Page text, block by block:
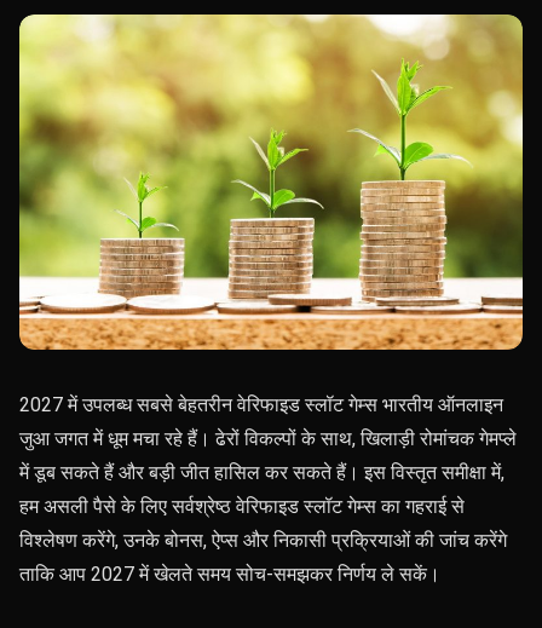
2027 में उपलब्ध सबसे बेहतरीन वेरिफाइड स्लॉट गेम्स भारतीय ऑनलाइन
जुआ जगत में धूम मचा रहे हैं। ढेरों विकल्पों के साथ, खिलाड़ी रोमांचक गेमप्ले
में डूब सकते हैं और बड़ी जीत हासिल कर सकते हैं। इस विस्तृत समीक्षा में,
हम असली पैसे के लिए सर्वश्रेष्ठ वेरिफाइड स्लॉट गेम्स का गहराई से
विश्लेषण करेंगे, उनके बोनस, ऐप्स और निकासी प्रक्रियाओं की जांच करेंगे
ताकि आप 2027 में खेलते समय सोच-समझकर निर्णय ले सकें।